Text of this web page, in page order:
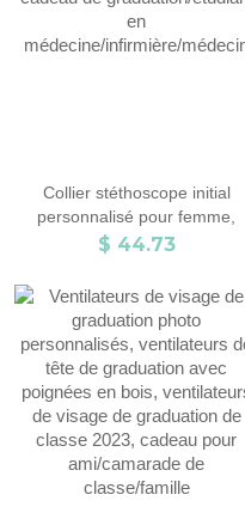
Collier stéthoscope initial
personnalisé pour femme,
cadeau de graduation/étudiant
$ 44.73